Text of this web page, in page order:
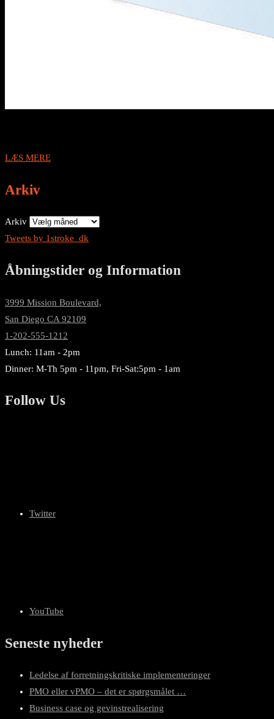
LÆS MERE
Arkiv
Arkiv
Tweets by 1stroke_dk
Åbningstider og Information
3999 Mission Boulevard,
San Diego CA 92109
1-202-555-1212
Lunch: 11am - 2pm
Dinner: M-Th 5pm - 11pm, Fri-Sat:5pm - 1am
Follow Us
Twitter
YouTube
Seneste nyheder
Ledelse af forretningskritiske implementeringer
PMO eller vPMO – det er spørgsmålet …
Business case og gevinstrealisering